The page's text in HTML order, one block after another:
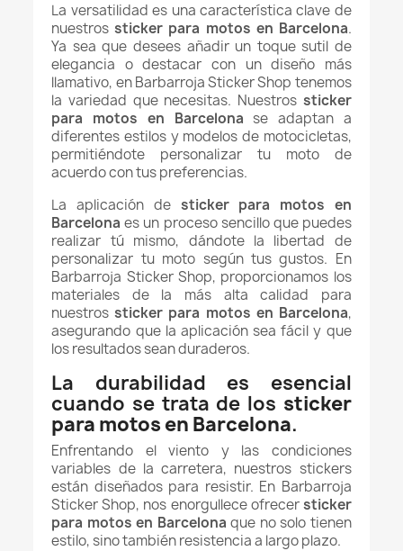
La versatilidad es una característica clave de
nuestrossticker para motos en Barcelona.
Ya sea que desees añadir un toque sutil de
elegancia o destacar con un diseño más
llamativo, en Barbarroja Sticker Shop tenemos
la variedad que necesitas. Nuestros sticker
para motos en Barcelona se adaptan a
diferentes estilos y modelos de motocicletas,
permitiéndote personalizar tu moto de
acuerdo con tus preferencias.
La aplicación de sticker para motos en
Barcelona es un proceso sencillo que puedes
realizar tú mismo, dándote la libertad de
personalizar tu moto según tus gustos. En
Barbarroja Sticker Shop, proporcionamos los
materiales de la más alta calidad para
nuestrossticker para motos en Barcelona,
asegurando que la aplicación sea fácil y que
los resultados sean duraderos.
La durabilidad es esencial
cuando se trata de los sticker
para motos en Barcelona.
Enfrentando el viento y las condiciones
variables de la carretera, nuestros stickers
están diseñados para resistir. En Barbarroja
Sticker Shop, nos enorgullece ofrecersticker
para motos en Barcelona que no solo tienen
estilo, sino también resistencia a largo plazo.